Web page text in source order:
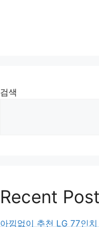
검색
Recent
아낌없이 추천 LG 77인